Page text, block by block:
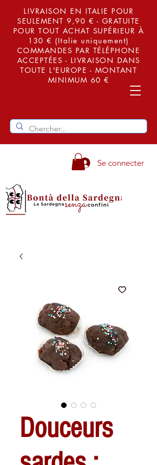
LIVRAISON EN ITALIE POUR
SEULEMENT 9,90 € - GRATUITE
POUR TOUT ACHAT SUPÉRIEUR À
130 € (Italie uniquement)
COMMANDES PAR TÉLÉPHONE
ACCEPTÉES - LIVRAISON DANS
TOUTE L'EUROPE - MONTANT
MINIMUM 60 €
Se connecter
Douceurs